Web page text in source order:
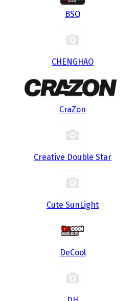
BSQ
CHENGHAO
CraZon
Creative Double Star
Cute SunLight
DeCool